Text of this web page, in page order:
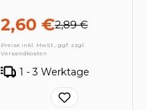
2,60 €2,89 €
Preise inkl. MwSt., ggf. zzgl.
Versandkosten
1 - 3 Werktage